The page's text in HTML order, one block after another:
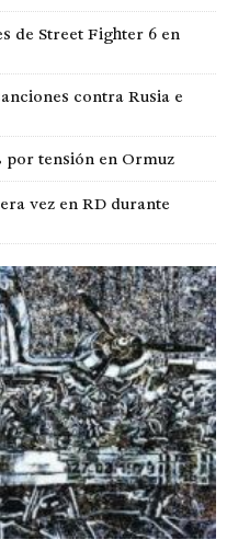
de Street Fighter 6 en
contra Rusia e
por tensión en Ormuz
vez en RD durante